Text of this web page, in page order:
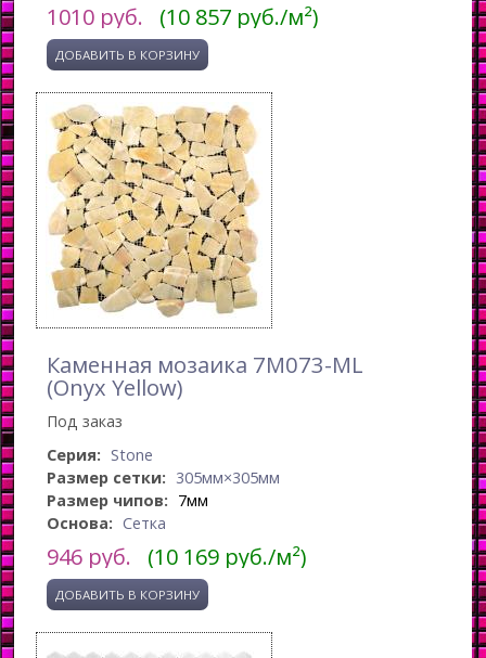
1010 руб. (10 857 руб./м²)
Каменная мозаика 7M073-ML
(Onyx Yellow)
Под заказ
Серия: Stone
Размер сетки: 305мм×305мм
Размер чипов: 7мм
Основа: Сетка
946 руб. (10 169 руб./м²)